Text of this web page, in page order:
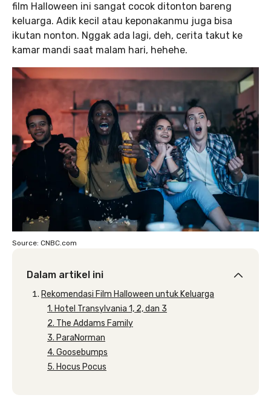
film Halloween ini sangat cocok ditonton bareng
keluarga. Adik kecil atau keponakanmu juga bisa
ikutan nonton. Nggak ada lagi, deh, cerita takut ke
kamar mandi saat malam hari, hehehe.
Source: CNBC.com
Dalam artikel ini
Rekomendasi Film Halloween untuk Keluarga
1. Hotel Transylvania 1, 2, dan 3
2. The Addams Family
3. ParaNorman
4. Goosebumps
5. Hocus Pocus